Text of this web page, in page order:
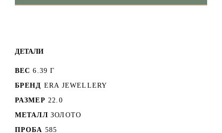
ДЕТАЛИ
ВЕС 6.39 Г
БРЕНД ERA JEWELLERY
РАЗМЕР 22.0
МЕТАЛЛ ЗОЛОТО
ПРОБА 585